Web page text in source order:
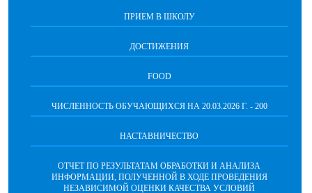
ПРИЕМ В ШКОЛУ
ДОСТИЖЕНИЯ
FOOD
ЧИСЛЕННОСТЬ ОБУЧАЮЩИХСЯ НА 20.03.2026 Г. - 200
НАСТАВНИЧЕСТВО
ОТЧЕТ ПО РЕЗУЛЬТАТАМ ОБРАБОТКИ И АНАЛИЗА
ИНФОРМАЦИИ, ПОЛУЧЕННОЙ В ХОДЕ ПРОВЕДЕНИЯ
НЕЗАВИСИМОЙ ОЦЕНКИ КАЧЕСТВА УСЛОВИЙ